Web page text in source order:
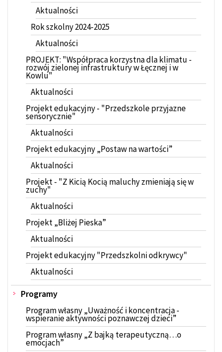
Aktualności
Rok szkolny 2024-2025
Aktualności
PROJEKT: "Współpraca korzystna dla klimatu -
rozwój zielonej infrastruktury w Łęcznej i w
Kowlu"
Aktualności
Projekt edukacyjny - "Przedszkole przyjazne
sensorycznie"
Aktualności
Projekt edukacyjny „Postaw na wartości”
Aktualności
Projekt - "Z Kicią Kocią maluchy zmieniają się w
zuchy"
Aktualności
Projekt „Bliżej Pieska”
Aktualności
Projekt edukacyjny "Przedszkolni odkrywcy"
Aktualności
Programy
Program własny „Uważność i koncentracja -
wspieranie aktywności poznawczej dzieci”
Program własny „Z bajką terapeutyczną…o
emocjach”